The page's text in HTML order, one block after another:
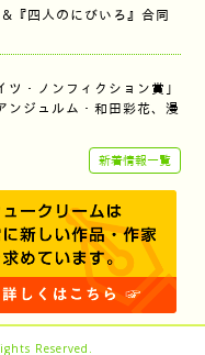
『四人のにびいろ』合同
ツ・ノンフィクション賞」
ンジュルム・和田彩花、漫
新着情報一覧
Reserved.